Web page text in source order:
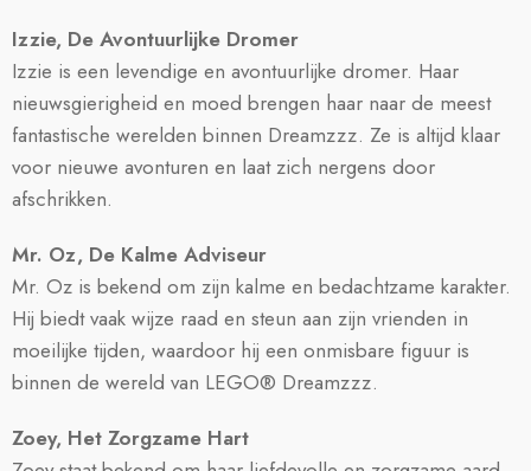
Izzie, De Avontuurlijke Dromer
Izzie is een levendige en avontuurlijke dromer. Haar
nieuwsgierigheid en moed brengen haar naar de meest
fantastische werelden binnen Dreamzzz. Ze is altijd klaar
voor nieuwe avonturen en laat zich nergens door
afschrikken.
Mr. Oz, De Kalme Adviseur
Mr. Oz is bekend om zijn kalme en bedachtzame karakter.
Hij biedt vaak wijze raad en steun aan zijn vrienden in
moeilijke tijden, waardoor hij een onmisbare figuur is
binnen de wereld van LEGO® Dreamzzz.
Zoey, Het Zorgzame Hart